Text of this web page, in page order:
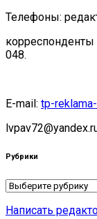
Телефоны:
048.
E-mail: tp-
Рубрики
Рубрики
Написать